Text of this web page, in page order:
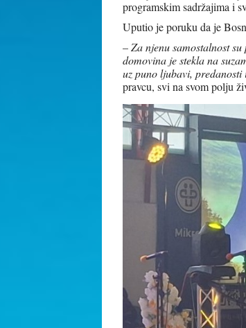
programskim sadržajima i
Uputio je poruku da je
–Za njenu samostalnost
domovina je stekla na
uz puno ljubavi, predanosti
pravcu, svi na svom polju